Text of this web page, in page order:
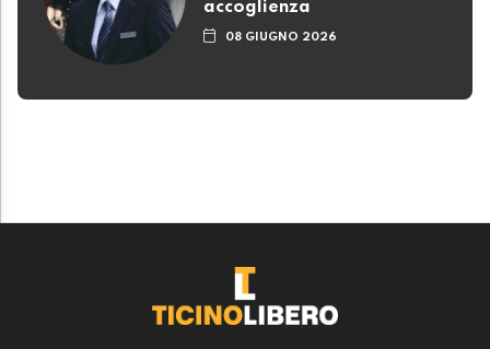
accoglienza
08 GIUGNO 2026